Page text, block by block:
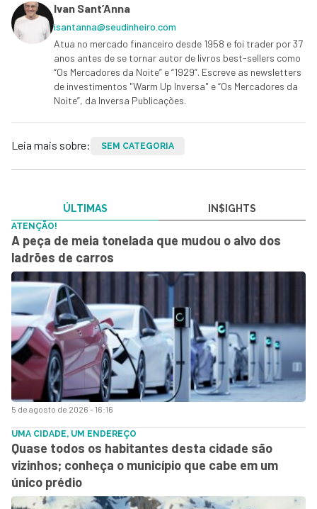
Ivan Sant’Anna
isantanna@seudinheiro.com
Atua no mercado financeiro desde 1958 e foi trader por 37
anos antes de se tornar autor de livros best-sellers como
“Os Mercadores da Noite” e “1929”. Escreve as newsletters
de investimentos "Warm Up Inversa" e “Os Mercadores da
Noite”, da Inversa Publicações.
Leia mais sobre: SEM CATEGORIA
ÚLTIMAS IN$IGHTS
5 de agosto de 2026 - 16:16
ATENÇÃO!
A peça de meia tonelada que mudou o alvo dos
ladrões de carros
UMA CIDADE, UM ENDEREÇO
Quase todos os habitantes desta cidade são
vizinhos; conheça o município que cabe em um
único prédio